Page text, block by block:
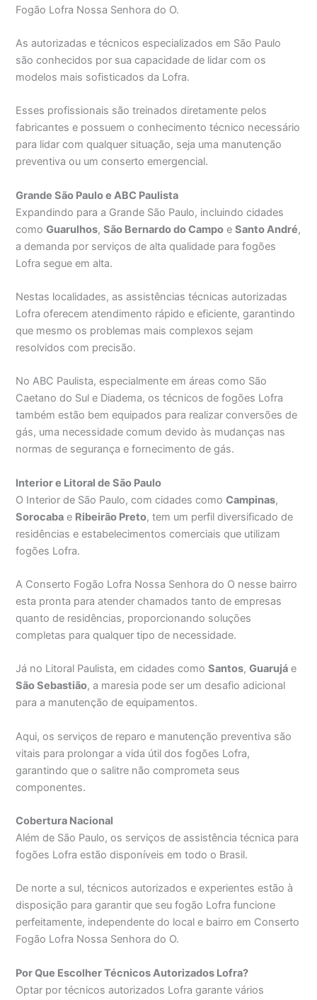
Fogão Lofra Nossa Senhora do O.
As autorizadas e técnicos especializados em São Paulo
são conhecidos por sua capacidade de lidar com os
modelos mais sofisticados da Lofra.
Esses profissionais são treinados diretamente pelos
fabricantes e possuem o conhecimento técnico necessário
para lidar com qualquer situação, seja uma manutenção
preventiva ou um conserto emergencial.
Grande São Paulo e ABC Paulista
Expandindo para a Grande São Paulo, incluindo cidades
comoGuarulhos,São Bernardo do Campo eSanto André,
a demanda por serviços de alta qualidade para fogões
Lofra segue em alta.
Nestas localidades, as assistências técnicas autorizadas
Lofra oferecem atendimento rápido e eficiente, garantindo
que mesmo os problemas mais complexos sejam
resolvidos com precisão.
No ABC Paulista, especialmente em áreas como São
Caetano do Sul e Diadema, os técnicos de fogões Lofra
também estão bem equipados para realizar conversões de
gás, uma necessidade comum devido às mudanças nas
normas de segurança e fornecimento de gás.
Interior e Litoral de São Paulo
O Interior de São Paulo, com cidades comoCampinas,
Sorocaba e Ribeirão Preto, tem um perfil diversificado de
residências e estabelecimentos comerciais que utilizam
fogões Lofra.
A Conserto Fogão Lofra Nossa Senhora do O nesse bairro
esta pronta para atender chamados tanto de empresas
quanto de residências, proporcionando soluções
completas para qualquer tipo de necessidade.
Já no Litoral Paulista, em cidades comoSantos,Guarujá e
São Sebastião, a maresia pode ser um desafio adicional
para a manutenção de equipamentos.
Aqui, os serviços de reparo e manutenção preventiva são
vitais para prolongar a vida útil dos fogões Lofra,
garantindo que o salitre não comprometa seus
componentes.
Cobertura Nacional
Além de São Paulo, os serviços de assistência técnica para
fogões Lofra estão disponíveis em todo o Brasil.
De norte a sul, técnicos autorizados e experientes estão à
disposição para garantir que seu fogão Lofra funcione
perfeitamente, independente do local e bairro em Conserto
Fogão Lofra Nossa Senhora do O.
Por Que Escolher Técnicos Autorizados Lofra?
Optar por técnicos autorizados Lofra garante vários